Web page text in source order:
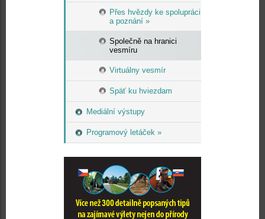
Přes hvězdy ke spolupráci
a poznání »
Společně na hranici
vesmíru
Virtuálny vesmír
Späť ku hviezdam
Mediální výstupy
Programový letáček »